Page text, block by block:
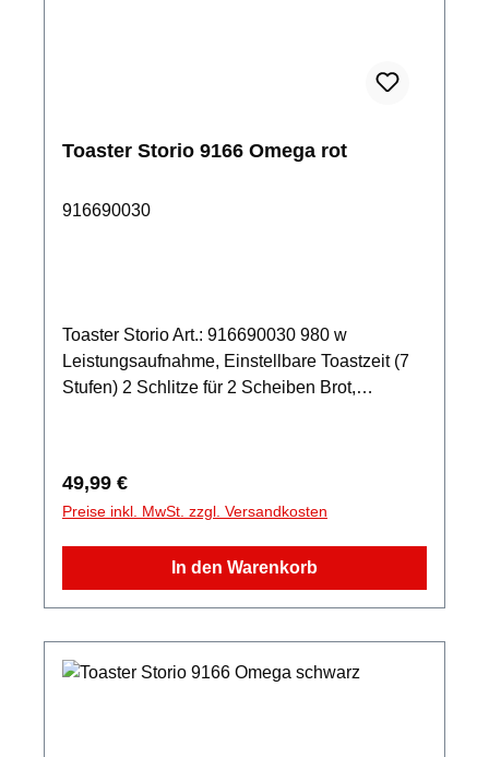
Toaster Storio 9166 Omega rot
916690030
Toaster Storio Art.: 916690030 980 w
Leistungsaufnahme, Einstellbare Toastzeit (7
Stufen) 2 Schlitze für 2 Scheiben Brot,
durch STOPP-Funktion Krümelschublade,
Kabelfach, Betriebsleuchte
Regulärer Preis:
49,99 €
Preise inkl. MwSt. zzgl. Versandkosten
In den Warenkorb